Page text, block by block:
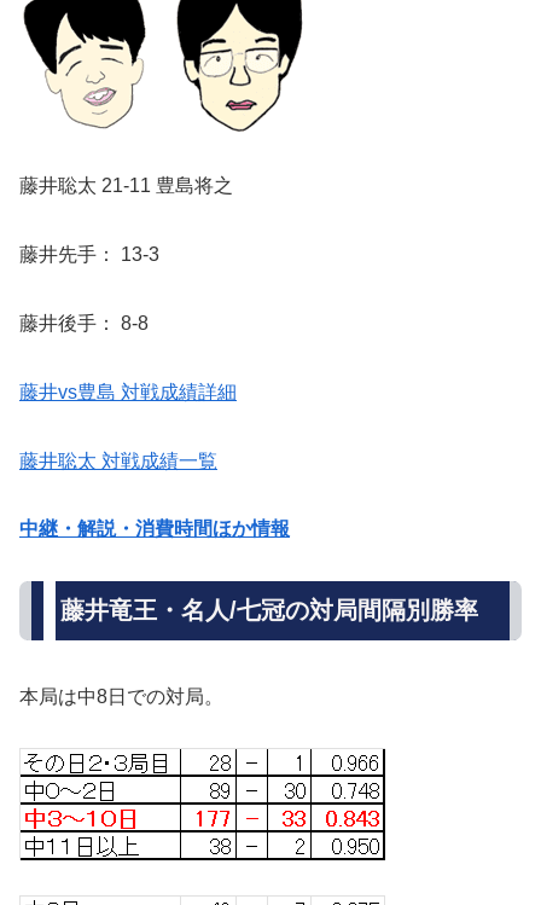
藤井聡太 21-11 豊島将之
藤井先手： 13-3
藤井後手： 8-8
藤井vs豊島 対戦成績詳細
藤井聡太 対戦成績一覧
中継・解説・消費時間ほか情報
藤井竜王・名人/七冠の対局間隔別勝率
本局は中8日での対局。